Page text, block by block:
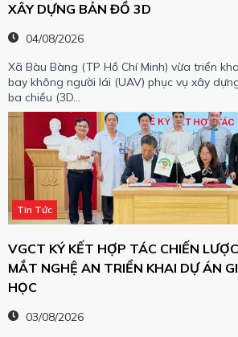
XÂY DỰNG BẢN ĐỒ 3D
04/08/2026
Xã Bàu Bàng (TP Hồ Chí Minh) vừa triển
bay không người lái (UAV) phục vụ xây
ba chiều (3D…
Tin Tức
VGCT KÝ KẾT HỢP TÁC CHIẾN
MẮT NGHỆ AN TRIỂN KHAI DỰ ÁN
HỌC
03/08/2026